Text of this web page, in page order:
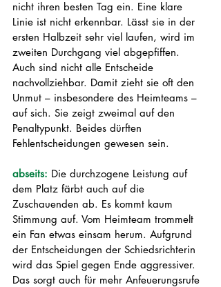
nicht ihren besten Tag ein. Eine klare
Linie ist nicht erkennbar. Lässt sie in der
ersten Halbzeit sehr viel laufen, wird im
zweiten Durchgang viel abgepfiffen.
Auch sind nicht alle Entscheide
nachvollziehbar. Damit zieht sie oft den
Unmut – insbesondere des Heimteams –
auf sich. Sie zeigt zweimal auf den
Penaltypunkt. Beides dürften
Fehlentscheidungen gewesen sein.
abseits: Die durchzogene Leistung auf
dem Platz färbt auch auf die
Zuschauenden ab. Es kommt kaum
Stimmung auf. Vom Heimteam trommelt
ein Fan etwas einsam herum. Aufgrund
der Entscheidungen der Schiedsrichterin
wird das Spiel gegen Ende aggressiver.
Das sorgt auch für mehr Anfeuerungsrufe